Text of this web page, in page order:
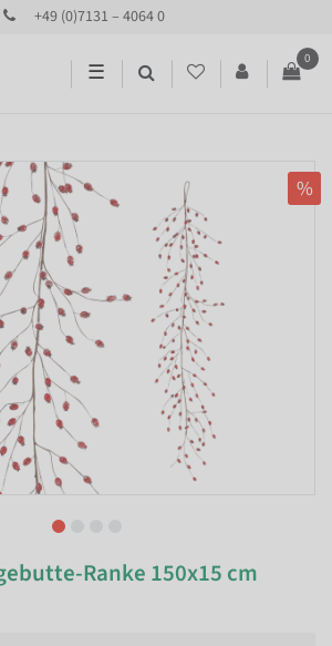
+49 (0)7131 – 4064 0
☰
0
%
Ranke 150x15 cm